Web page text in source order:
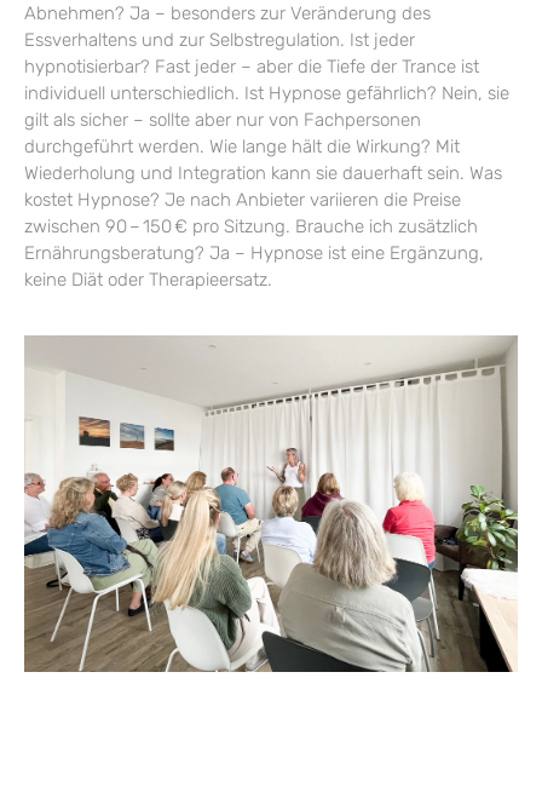
Abnehmen? Ja – besonders zur Veränderung des
Essverhaltens und zur Selbstregulation. Ist jeder
hypnotisierbar? Fast jeder – aber die Tiefe der Trance ist
individuell unterschiedlich. Ist Hypnose gefährlich? Nein, sie
gilt als sicher – sollte aber nur von Fachpersonen
durchgeführt werden. Wie lange hält die Wirkung? Mit
Wiederholung und Integration kann sie dauerhaft sein. Was
kostet Hypnose? Je nach Anbieter variieren die Preise
zwischen 90 – 150 € pro Sitzung. Brauche ich zusätzlich
Ernährungsberatung? Ja – Hypnose ist eine Ergänzung,
keine Diät oder Therapieersatz.